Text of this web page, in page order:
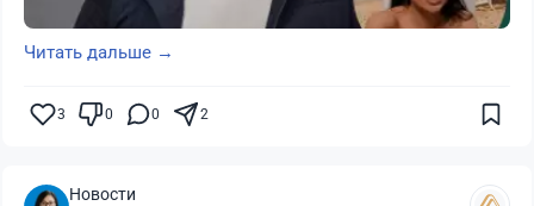
Читать дальше →
3 0 0 2
Новости